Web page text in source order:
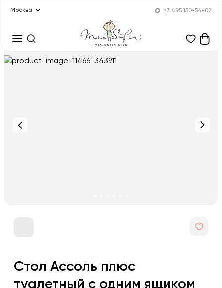
Москва +7 495 150-54-02
Стол Ассоль плюс
туалетный с одним ящиком